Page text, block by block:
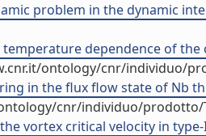
problem in the dynamic
dependence of
ontology/cnr/individuo/
in the flux flow state of Nb
cnr/individuo/prodotto/
vortex critical velocity in